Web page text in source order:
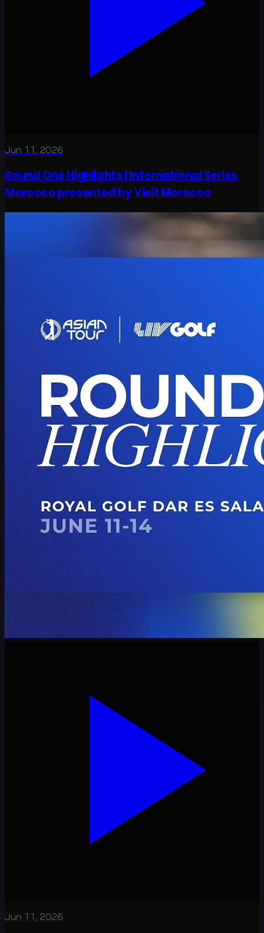
Jun 11, 2026
Round One Highlights | International Series
Morocco presented by Visit Morocco
Jun 11, 2026